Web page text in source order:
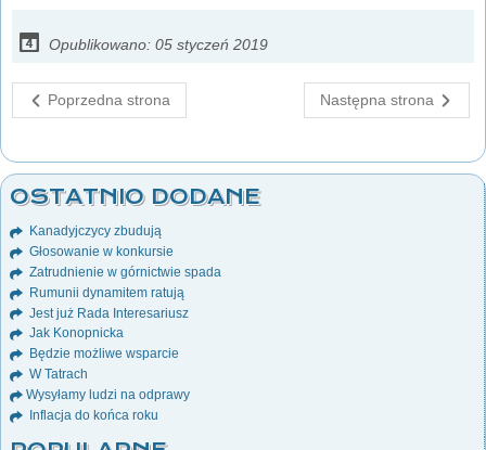
Opublikowano: 05 styczeń 2019
Poprzedna strona Następna strona
OSTATNIO DODANE
Kanadyjczycy zbudują
Głosowanie w konkursie
Zatrudnienie w górnictwie spada
Rumunii dynamitem ratują
Jest już Rada Interesariusz
Jak Konopnicka
Będzie możliwe wsparcie
W Tatrach
Wysyłamy ludzi na odprawy
Inflacja do końca roku